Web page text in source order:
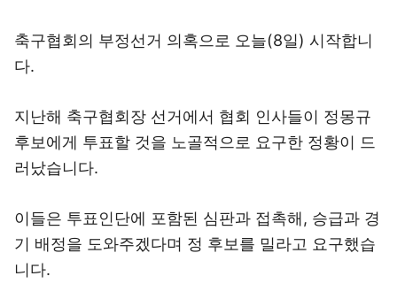
축구협회의 부정선거 의혹으로 오늘(8일) 시작합니
다.
지난해 축구협회장 선거에서 협회 인사들이 정몽규
후보에게 투표할 것을 노골적으로 요구한 정황이 드
러났습니다.
이들은 투표인단에 포함된 심판과 접촉해, 승급과 경
기 배정을 도와주겠다며 정 후보를 밀라고 요구했습
니다.